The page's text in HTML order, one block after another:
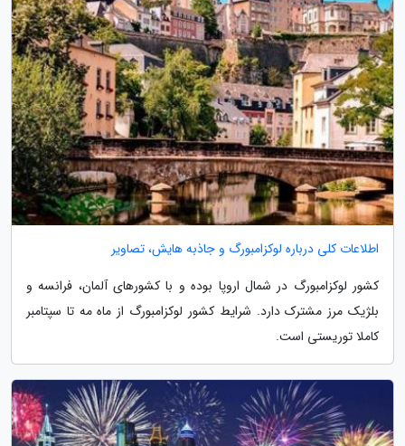
اطلاعات کلی درباره لوکزامبورگ و جاذبه هایش، تصاویر
کشور لوکزامبورگ در شمال اروپا بوده و با کشورهای آلمان، فرانسه و
بلژیک مرز مشترک دارد. شرایط کشور لوکزامبورگ از ماه مه تا سپتامبر
کاملا توریستی است.